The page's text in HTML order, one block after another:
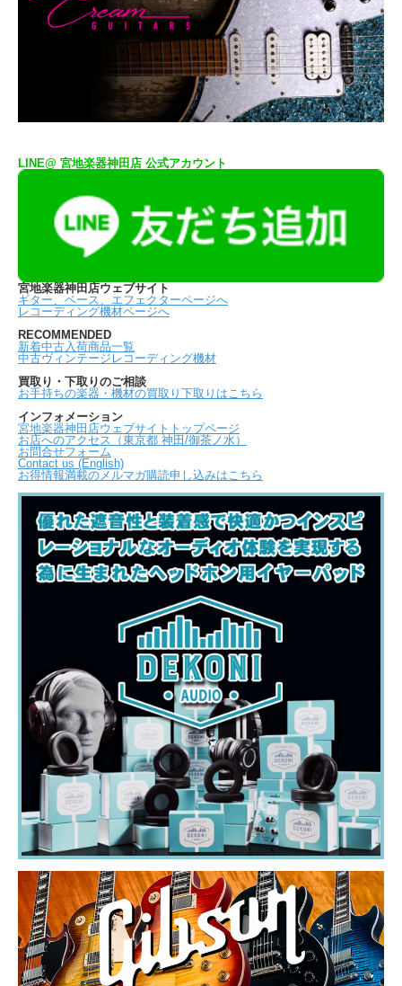
LINE@ 宮地楽器神田店 公式アカウント
宮地楽器神田店ウェブサイト
ギター、ベース、エフェクターページへ
レコーディング機材ページへ
RECOMMENDED
新着中古入荷商品一覧
中古ヴィンテージレコーディング機材
買取り・下取りのご相談
お手持ちの楽器・機材の買取り下取りはこちら
インフォメーション
宮地楽器神田店ウェブサイトトップページ
お店へのアクセス（東京都 神田/御茶ノ水）
お問合せフォーム
Contact us (English)
お得情報満載のメルマガ購読申し込みはこちら